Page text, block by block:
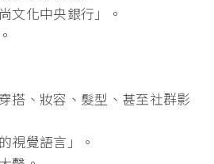
文化中央銀行」。
搭、妝容、髮型、甚至社群影
視覺語言」。